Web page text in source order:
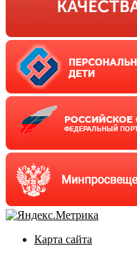
Карта сайта